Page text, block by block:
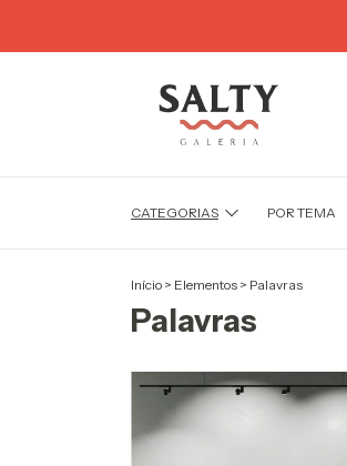
CATEGORIAS POR TEMA
Início > Elementos > Palavras
Palavras